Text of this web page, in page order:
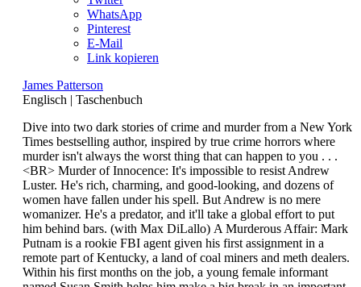
WhatsApp
Pinterest
E-Mail
Link kopieren
James Patterson
Englisch | Taschenbuch
Dive into two dark stories of crime and murder from a New York
Times bestselling author, inspired by true crime horrors where
murder isn't always the worst thing that can happen to you . . .
<BR> Murder of Innocence: It's impossible to resist Andrew
Luster. He's rich, charming, and good-looking, and dozens of
women have fallen under his spell. But Andrew is no mere
womanizer. He's a predator, and it'll take a global effort to put
him behind bars. (with Max DiLallo) A Murderous Affair: Mark
Putnam is a rookie FBI agent given his first assignment in a
remote part of Kentucky, a land of coal miners and meth dealers.
Within his first months on the job, a young female informant